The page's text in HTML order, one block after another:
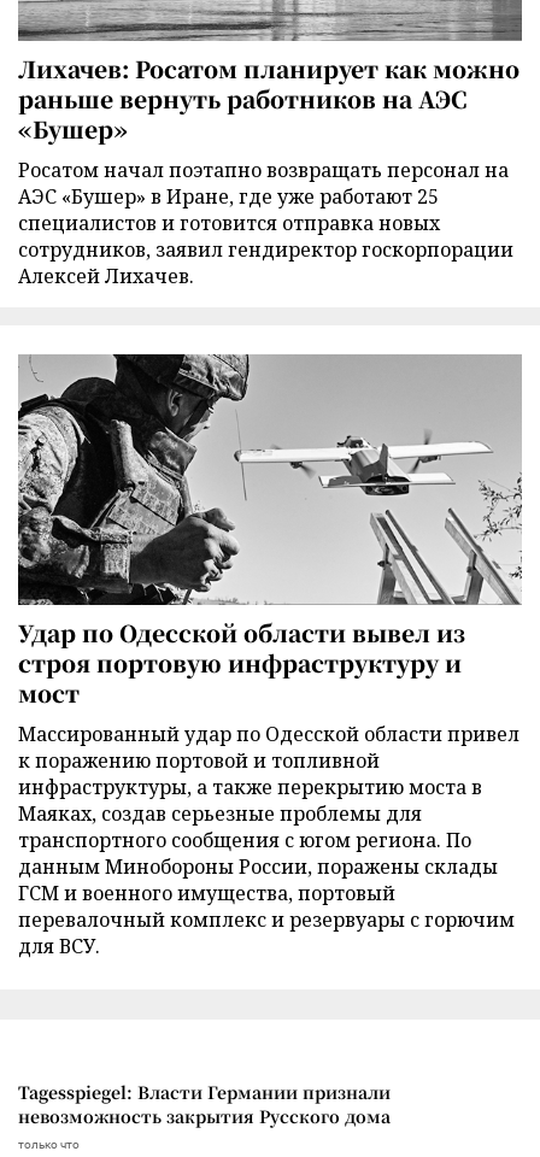
Лихачев: Росатом планирует как можно
раньше вернуть работников на АЭС
«Бушер»
Росатом начал поэтапно возвращать персонал на
АЭС «Бушер» в Иране, где уже работают 25
специалистов и готовится отправка новых
сотрудников, заявил гендиректор госкорпорации
Алексей Лихачев.
Удар по Одесской области вывел из
строя портовую инфраструктуру и
мост
Массированный удар по Одесской области привел
к поражению портовой и топливной
инфраструктуры, а также перекрытию моста в
Маяках, создав серьезные проблемы для
транспортного сообщения с югом региона. По
данным Минобороны России, поражены склады
ГСМ и военного имущества, портовый
перевалочный комплекс и резервуары с горючим
для ВСУ.
Tagesspiegel: Власти Германии признали
невозможность закрытия Русского дома
только что